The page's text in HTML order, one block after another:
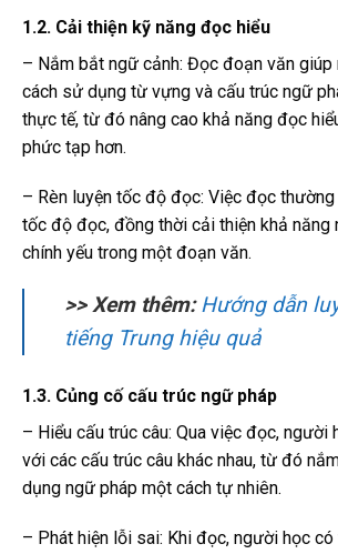
1.2. Cải thiện kỹ năng đọc hiểu
– Nắm bắt ngữ cảnh: Đọc đoạn văn giúp
cách sử dụng từ vựng và cấu trúc ngữ
thực tế, từ đó nâng cao khả năng đọc
phức tạp hơn.
– Rèn luyện tốc độ đọc: Việc đọc
tốc độ đọc, đồng thời cải thiện khả năng
chính yếu trong một đoạn văn.
>> Xem thêm: Hướng dẫn
tiếng Trung hiệu quả
1.3. Củng cố cấu trúc ngữ pháp
– Hiểu cấu trúc câu: Qua việc đọc, người
với các cấu trúc câu khác nhau, từ đó
dụng ngữ pháp một cách tự nhiên.
– Phát hiện lỗi sai: Khi đọc, người học